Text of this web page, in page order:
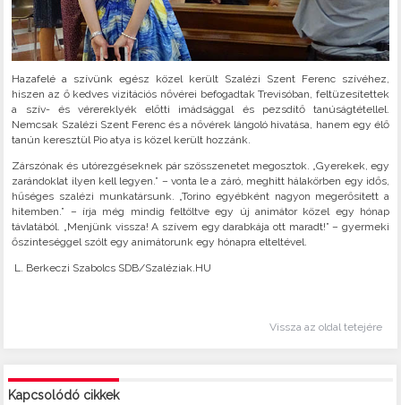
Hazafelé a szívünk egész közel került Szalézi Szent Ferenc szívéhez,
hiszen az ő kedves vizitációs nővérei befogadtak Trevisóban, feltüzesítettek
a szív- és vérereklyék előtti imádsággal és pezsdítő tanúságtétellel.
Nemcsak Szalézi Szent Ferenc és a nővérek lángoló hivatása, hanem egy élő
tanún keresztül Pio atya is közel került hozzánk.
Zárszónak és utórezgéseknek pár szösszenetet megosztok. „Gyerekek, egy
zarándoklat ilyen kell legyen.” – vonta le a záró, meghitt hálakörben egy idős,
hűséges szalézi munkatársunk. „Torino egyébként nagyon megerősített a
hitemben.” – írja még mindig feltöltve egy új animátor közel egy hónap
távlatából. „Menjünk vissza! A szívem egy darabkája ott maradt!” – gyermeki
őszinteséggel szólt egy animátorunk egy hónapra elteltével.
L. Berkeczi Szabolcs SDB/Szaléziak.HU
Vissza az oldal tetejére
Kapcsolódó cikkek